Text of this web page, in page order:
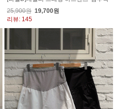
25,900원 19,700원
리뷰: 145